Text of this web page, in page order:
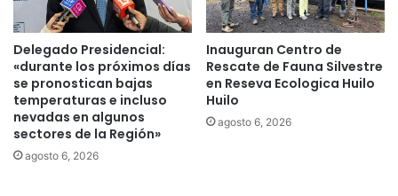
i
l
l
a
r
n
a
d
a
l
l
e
Delegado Presidencial:
«durante los próximos días
se pronostican bajas
temperaturas e incluso
nevadas en algunos
sectores de la Región»
agosto 6, 2026
Inauguran Centro de
Rescate de Fauna Silvestre
en Reseva Ecologica Huilo
Huilo
agosto 6, 2026